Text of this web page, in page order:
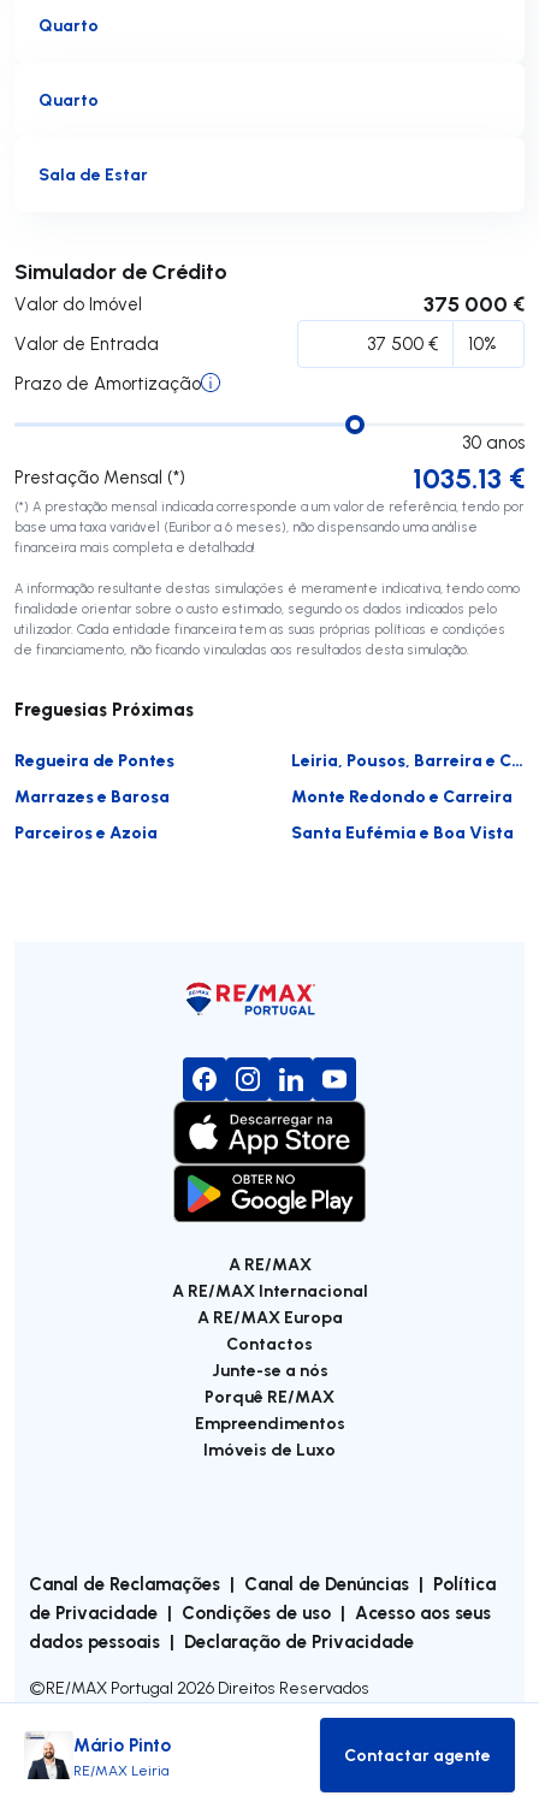
Quarto
Quarto
Sala de Estar
Simulador de Crédito
Valor do Imóvel 375 000 €
Valor de Entrada
Prazo de Amortização
30 anos
Prestação Mensal (*)
1035.13 €
(*) A prestação mensal indicada corresponde a um valor de referência, tendo por
base uma taxa variável (Euribor a 6 meses), não dispensando uma análise
financeira mais completa e detalhada!
A informação resultante destas simulações é meramente indicativa, tendo como
finalidade orientar sobre o custo estimado, segundo os dados indicados pelo
utilizador. Cada entidade financeira tem as suas próprias políticas e condições
de financiamento, não ficando vinculadas aos resultados desta simulação.
Submeter
Freguesias Próximas
Regueira de Pontes
Leiria, Pousos, Barreira e Cortes
Marrazes e Barosa
Monte Redondo e Carreira
Parceiros e Azoia
Santa Eufémia e Boa Vista
A RE/MAX
A RE/MAX Internacional
A RE/MAX Europa
Contactos
Junte-se a nós
Porquê RE/MAX
Empreendimentos
Imóveis de Luxo
Canal de Reclamações | Canal de Denúncias | Política
de Privacidade | Condições de uso | Acesso aos seus
dados pessoais | Declaração de Privacidade
©RE/MAX Portugal 2026 Direitos Reservados
Mário Pinto
RE/MAX Leiria Contactar
Contactar agente